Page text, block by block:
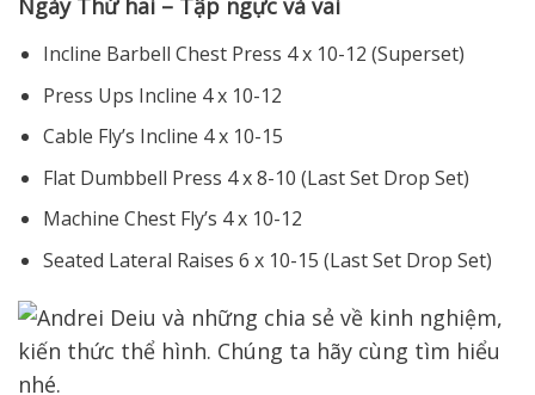
Ngày Thứ hai – Tập ngực và vai
Incline Barbell Chest Press 4 x 10-12 (Superset)
Press Ups Incline 4 x 10-12
Cable Fly’s Incline 4 x 10-15
Flat Dumbbell Press 4 x 8-10 (Last Set Drop Set)
Machine Chest Fly’s 4 x 10-12
Seated Lateral Raises 6 x 10-15 (Last Set Drop Set)